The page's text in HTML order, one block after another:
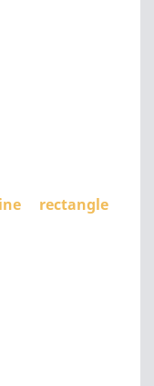
rectangle